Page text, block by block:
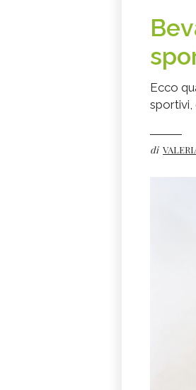
Ecco
sportivi,
di